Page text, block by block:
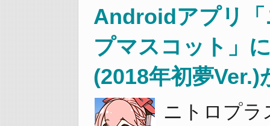
Androidアプリ
プマスコット」
(2018年初夢Ver.)
ニトロプラ